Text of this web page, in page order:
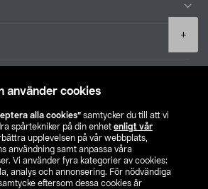
använder cookies
alla cookies” samtycker du till att vi
spårtekniker på din enhet enligt vår
upplevelsen på vår webbplats,
användning samt anpassa våra
Vi använder fyra kategorier av cookies:
analys och annonsering. För nödvändiga
eftersom dessa cookies är
+
Hitta butik
SE NO FI